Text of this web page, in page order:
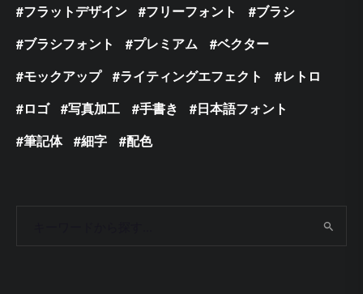
フラットデザイン
フリーフォント
ブラシ
ブラシフォント
プレミアム
ベクター
モックアップ
ライティングエフェクト
レトロ
ロゴ
写真加工 手書き
日本語フォント
筆記体
細字 配色